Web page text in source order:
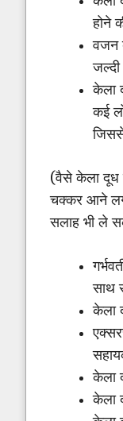
होने
वजन
केला
कई
(वैसे केला दूध
चक्कर आने
सलाह भी ले
साथ
केला
केला
केला